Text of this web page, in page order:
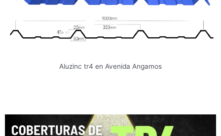
Aluzinc tr4 en Avenida Angamos